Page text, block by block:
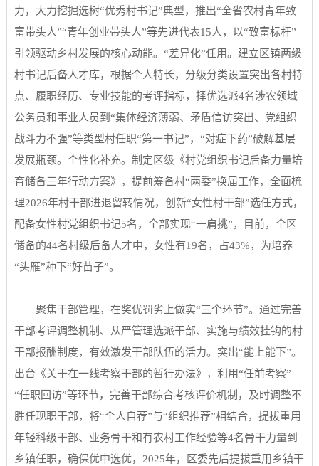
力，大力挖掘选树“优秀村书记”典型，推出“全省农村青年致
富带头人”“青年创业带头人”等先进代表15人，以“致富标杆”
引领驱动乡村发展的核心动能。“差异化”任用。建立区镇两级
村书记后备人才库，根据个人特长，分级分类设置突出各村特
点、履职经历、专业技能的考评指标，择优选派4名涉农领域
公务员和事业人员到“集体经济薄弱、矛盾信访突出、党组织
战斗力不强”等类型村任职“第一书记”，“对症下药”破解基层
发展瓶颈。个性化补充。制定区级《村党组织书记后备力量培
育储备三年行动方案》，提前筹备村“两委”换届工作，全面梳
理2026年村干部进退留转情况，创新“女性村干部”选任方式，
配备女性村党组织书记5名，全部实现“一肩挑”，目前，全区
储备的44名村级后备人才中，女性有19名，占43%，为培养
“头雁”种下“好苗子”。
聚焦干部管理，在奖优罚劣上做实“三个环节”。通过完善
干部考评调整机制、从严管理选派干部、实施与绩效挂钩的村
干部报酬制度，有效激发干部队伍的活力。突出“能上能下”。
出台《关于在一线考察干部的暂行办法》，利用“任前考察”
“任职回访”等环节，完善干部综合考核评价机制，及时调整不
胜任现职干部，将“个人自荐”与“组织推荐”相结合，提拔重用
年轻科级干部、业务骨干和有农村工作经验等4名骨干力量到
乡镇任职，确保优中选优，2025年，区委先后提拔重用乡镇干